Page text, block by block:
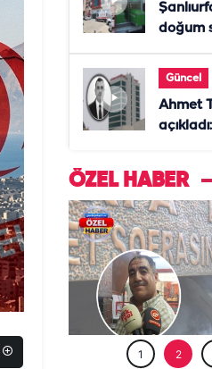
doğum
Güncel
Ahmet
ÖZEL HABER